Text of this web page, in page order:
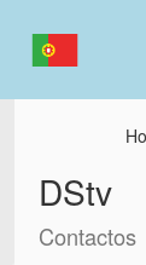
DStv
Contactos